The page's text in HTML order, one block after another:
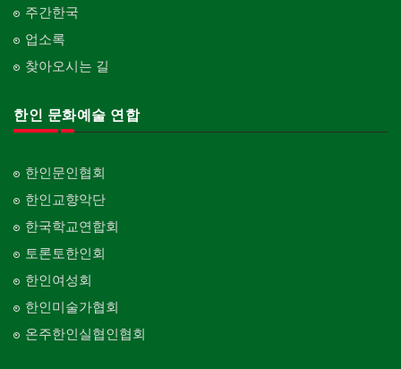
주간한국
업소록
찾아오시는 길
한인 문화예술 연합
한인문인협회
한인교향악단
한국학교연합회
토론토한인회
한인여성회
한인미술가협회
온주한인실협인협회